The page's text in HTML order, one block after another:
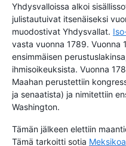
Yhdysvalloissa alkoi
julistautuivat itsenäiseksi
muodostivat Yhdysvallat.
vasta vuonna 1789. Vuonna
ensimmäisen
ihmisoikeuksista. Vuonna
Maahan perustettiin
ja senaatista) ja nimitettiin
Washington.
Tämän jälkeen elettiin
Tämä tarkoitti sotia Meksikoa